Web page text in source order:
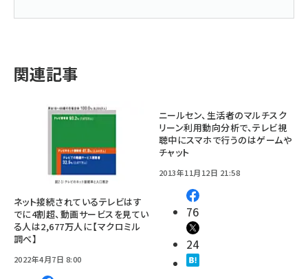
関連記事
ネット接続されているテレビはす
でに4割超、動画サービスを見てい
る人は2,677万人に【マクロミル
調べ】
2022年4月7日 8:00
ニールセン、生活者のマルチスク
リーン利用動向分析で、テレビ視
聴中にスマホで行うのはゲームや
チャット
2013年11月12日 21:58
76
24